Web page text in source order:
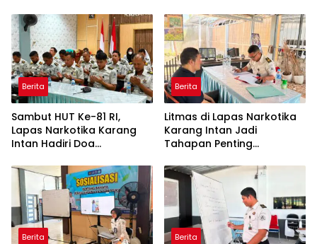
yang Transparan dan
Akuntabel
Ditjenpas Kalsel
Berita
Sambut HUT Ke-81 RI,
Lapas Narkotika Karang
Intan Hadiri Doa
Kementerian Imigrasi dan
Pemasyarakatan
Berita
Litmas di Lapas Narkotika
Karang Intan Jadi
Tahapan Penting
Integrasi Warga Binaan
Berita Berita